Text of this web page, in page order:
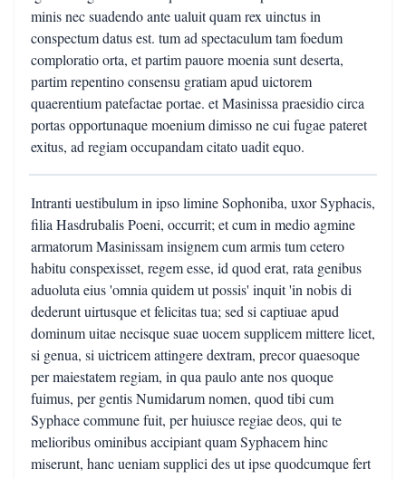
minis nec suadendo ante ualuit quam rex uinctus in
conspectum datus est. tum ad spectaculum tam foedum
comploratio orta, et partim pauore moenia sunt deserta,
partim repentino consensu gratiam apud uictorem
quaerentium patefactae portae. et Masinissa praesidio circa
portas opportunaque moenium dimisso ne cui fugae pateret
exitus, ad regiam occupandam citato uadit equo.
Intranti uestibulum in ipso limine Sophoniba, uxor Syphacis,
filia Hasdrubalis Poeni, occurrit; et cum in medio agmine
armatorum Masinissam insignem cum armis tum cetero
habitu conspexisset, regem esse, id quod erat, rata genibus
aduoluta eius 'omnia quidem ut possis' inquit 'in nobis di
dederunt uirtusque et felicitas tua; sed si captiuae apud
dominum uitae necisque suae uocem supplicem mittere licet,
si genua, si uictricem attingere dextram, precor quaesoque
per maiestatem regiam, in qua paulo ante nos quoque
fuimus, per gentis Numidarum nomen, quod tibi cum
Syphace commune fuit, per huiusce regiae deos, qui te
melioribus ominibus accipiant quam Syphacem hinc
miserunt, hanc ueniam supplici des ut ipse quodcumque fert